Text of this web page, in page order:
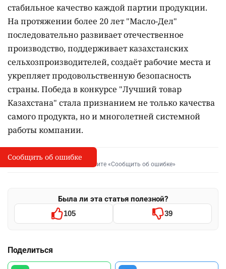
стабильное качество каждой партии продукции.
На протяжении более 20 лет "Масло-Дел"
последовательно развивает отечественное
производство, поддерживает казахстанских
сельхозпроизводителей, создаёт рабочие места и
укрепляет продовольственную безопасность
страны. Победа в конкурсе "Лучший товар
Казахстана" стала признанием не только качества
самого продукта, но и многолетней системной
работы компании.
I
Сообщить об опечатке
Выделите фрагмент и нажмите «Сообщить об ошибке»
Была ли эта статья полезной?
105 39
Поделиться
Сообщить об ошибке